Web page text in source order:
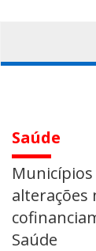
Saúde
alterações
Saúde